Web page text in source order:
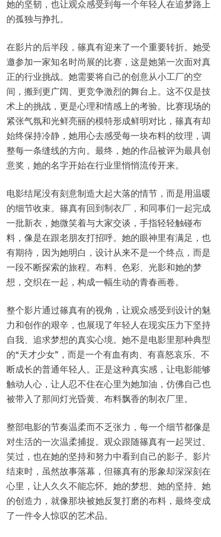
她的坚韧，也让观众感受到每一个年轻人在追梦路上
的孤独与挣扎。
在影片的后半段，篠真有迎来了一个重要转折。她受
邀参加一家知名时尚展的比赛，这是她第一次面对真
正的行业挑战。她需要将自己的创意从小工厂的空
间，搬到更广阔、更竞争激烈的舞台上。这不仅是技
术上的挑战，更是心理和情感上的考验。比赛现场的
紧张气氛和光鲜亮丽的模特形成鲜明对比，篠真有却
始终保持冷静，她用心去感受每一块布料的纹理，调
整每一条缝线的方向。最终，她的作品被评为最具创
意奖，她的名字开始在行业里悄悄流传开来。
电影结尾没有刻意制造大起大落的情节，而是用温暖
的细节收束。篠真有回到制衣厂，和同事们一起完成
一批新衣，她微笑着与大家交谈，手指轻轻触碰布
料，像是在跟老朋友打招呼。她的眼神里有满足，也
有期待，因为她明白，设计从来不是一个终点，而是
一段不断探索的旅程。布料、色彩、光影和她的梦
想，交织在一起，构成一幅生动的青春画卷。
整个影片通过篠真有的视角，让观众感受到设计的魅
力和创作的艰辛，也展现了年轻人在现实压力下坚持
自我、追求梦想的真实心境。她不是电影里那种典型
的“天才少女”，而是一个有血有肉、有喜怒哀乐、不
断成长的普通年轻人。正是这种真实感，让电影能够
触动人心，让人忍不住在心里为她加油，仿佛自己也
被带入了那间灯光昏黄、布料飘香的制衣厂里。
整部电影的节奏温柔而不乏张力，每一个细节都像是
对生活的一次温柔捕捉。观众跟随篠真有一起哭过、
笑过，也在她的坚持和努力中看到自己的影子。影片
结束时，虽然故事落幕，但篠真有的形象却深深刻在
心里，让人久久不能忘怀。她的梦想、她的坚持、她
的创造力，就像那块被她反复打磨的布料，最终变成
了一件令人惊叹的艺术品。